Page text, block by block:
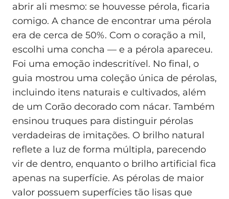
abrir ali mesmo: se houvesse pérola, ficaria
comigo. A chance de encontrar uma pérola
era de cerca de 50%. Com o coração a mil,
escolhi uma concha — e a pérola apareceu.
Foi uma emoção indescritível. No final, o
guia mostrou uma coleção única de pérolas,
incluindo itens naturais e cultivados, além
de um Corão decorado com nácar. Também
ensinou truques para distinguir pérolas
verdadeiras de imitações. O brilho natural
reflete a luz de forma múltipla, parecendo
vir de dentro, enquanto o brilho artificial fica
apenas na superfície. As pérolas de maior
valor possuem superfícies tão lisas que